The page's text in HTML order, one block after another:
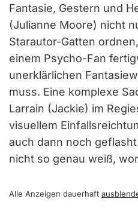
Fantasie, Gestern und
(Julianne Moore) nicht
Starautor-Gatten
einem Psycho-Fan
unerklärlichen
muss. Eine komplexe
Larrain (Jackie) im
visuellem
auch dann noch
nicht so genau weiß,
Alle Anzeigen dauerhaft